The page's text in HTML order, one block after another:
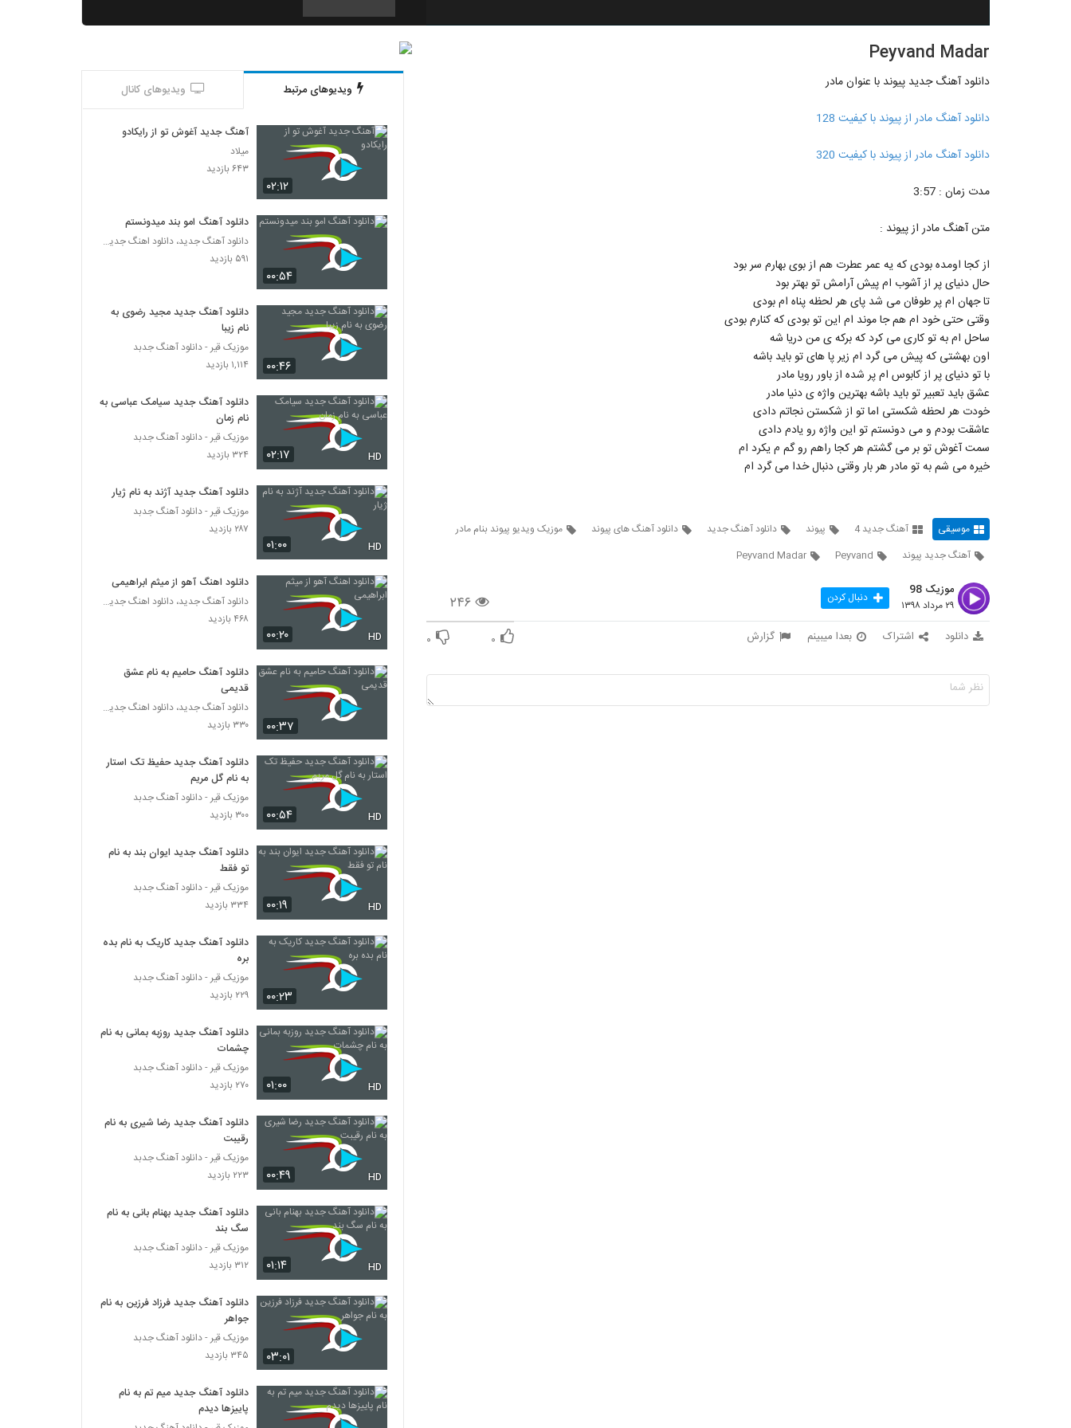
5777
Naser Mehryari Gohare Shab Cheragh
Ghaffari Unhomely)
۲۱۴ بازدید
مرتضی احمدی (I) آهنگ نفس
۲۵۶ بازدید
دانلود آهنگ میلاد سعادت من که دوست دارم
۲۷۲ بازدید
دانلود آهنگ دلبرونه از دانیال الهیان
۲۴۶ بازدید
دانلود آهنگ شهر آشوب از رضا صادقی به همراه
۳۴۳ بازدید
دانلود آهنگ امیر حسام رفیق نیمه راه
۳۰۸ بازدید
موزیک زیبای دلبر ناب از ناصر زینعلی
دانلود آهنگ مجید ماندگاری حرفی نزن
۲۴۹ بازدید
یوسف الهی آهنگ چشماتو
۲۵۲ بازدید
۲۳۰ بازدید
دانلود آهنگ محسن رفیعیان قایق چوبی
۲۴۵ بازدید
موزیک زیبای عاشقونه از راشن بند
۲۷۴ بازدید
آهنگ مثل هیشکی از روح الله اوراسی(پاپ)
۲۷۱ بازدید
آهنگ حامد غیبی بنام خاطرات
۲۶۱ بازدید
خشایار تاج آهنگ آروم آروم
۲۲۱ بازدید
دانلود آهنگ لعنتی (به همراه هستی) از هومان
۲۸۷ بازدید
دانلود آهنگ آرین بشارتی دلشوره
۱۹۴ بازدید
دانلود آهنگ جدید و زیبای شهروز پدرامی نیا با
نام اسیرو تنها
۲۱۳ بازدید
دانلود آهنگ جدید و زیبای سهیل جامی با نام در
میره
۲۲۵ بازدید
موزیک زیبای ایده آل از علیرضا جوکار
۲۲۹ بازدید
Peyvand Madar
دانلود آهنگ جدید پیوند با عنوان مادر
دانلود آهنگ مادر از پیوند با کیفیت 128
دانلود آهنگ مادر از پیوند با کیفیت 320
مدت زمان : 3:57
متن آهنگ مادر از پیوند :
از کجا اومده بودی که یه عمر عطرت هم از بوی بهارم سر بود
حال دنیای پر از آشوب ام پیش آرامش تو بهتر بود
تا جهان ام پر طوفان می شد پای هر لحظه پناه ام بودی
وقتی حتی خود ام هم جا موند ام این تو بودی که کنارم بودی
ساحل ام به تو کاری می کرد که برکه ی من دریا شه
اون بهشتی که پیش می گرد ام زیر پا های تو باید باشه
با تو دنیای پر از کابوس ام پر شده از باور رویا مادر
عشق باید تعبیر تو باید باشه بهترین واژه ی دنیا مادر
خودت هر لحظه شکستی اما تو از شکستن نجاتم دادی
عاشقت بودم و می دونستم تو این واژه رو یادم دادی
سمت آغوش تو بر می گشتم هر کجا راهم رو گم م یکرد ام
خیره می شم به تو مادر هر بار وقتی دنبال خدا می گرد ام
موسیقی آهنگ جدید 4 پیوند دانلود آهنگ جدید دانلود آهنگ های پیوند
موزیک ویدیو پیوند بنام مادر
آهنگ جدید پیوند
Peyvand
Peyvand Madar
۲۴۶
موزیک 98
۲۹ مرداد ۱۳۹۸ دنبال کردن
دانلود اشتراک بعدا میبینم گزارش ۰ ۰
ویدیوهای مرتبط ویدیوهای کانال
۰۲:۱۲
آهنگ جدید آغوش تو از رایکادو
میلاد
۶۴۳ بازدید
۰۰:۵۴
دانلود آهنگ امو بند میدونستم
دانلود آهنگ جدید، دانلود اهنگ جدید ایرانی
۵۹۱ بازدید
۰۰:۴۶
دانلود آهنگ جدید مجید رضوی به
نام زیبا
موزیک قیر - دانلود آهنگ جدبد
۱,۱۱۴ بازدید
۰۲:۱۷ HD
دانلود آهنگ جدید سیامک عباسی به
نام زمان
موزیک قیر - دانلود آهنگ جدبد
۳۲۴ بازدید
۰۱:۰۰ HD
دانلود آهنگ جدید آژند به نام ژیار
موزیک قیر - دانلود آهنگ جدبد
۲۸۷ بازدید
۰۰:۲۰ HD
دانلود اهنگ آهو از میثم ابراهیمی
دانلود آهنگ جدید، دانلود اهنگ جدید ایرانی
۴۶۸ بازدید
۰۰:۳۷
دانلود آهنگ حامیم به نام عشق
قدیمی
دانلود آهنگ جدید، دانلود اهنگ جدید ایرانی
۳۳۰ بازدید
۰۰:۵۴ HD
دانلود آهنگ جدید حفیظ تک استار
به نام گل مریم
موزیک قیر - دانلود آهنگ جدبد
۳۰۰ بازدید
۰۰:۱۹ HD
دانلود آهنگ جدید ایوان بند به نام
تو فقط
موزیک قیر - دانلود آهنگ جدبد
۳۳۴ بازدید
۰۰:۲۳
دانلود آهنگ جدید کاریک به نام بده
بره
موزیک قیر - دانلود آهنگ جدبد
۲۲۹ بازدید
۰۱:۰۰ HD
دانلود آهنگ جدید روزبه بمانی به نام
چشمات
موزیک قیر - دانلود آهنگ جدبد
۲۷۰ بازدید
۰۰:۴۹ HD
دانلود آهنگ جدید رضا شیری به نام
رقیبت
موزیک قیر - دانلود آهنگ جدبد
۲۲۳ بازدید
۰۱:۱۴ HD
دانلود آهنگ جدید بهنام بانی به نام
سگ بند
موزیک قیر - دانلود آهنگ جدبد
۳۱۲ بازدید
۰۳:۰۱
دانلود آهنگ جدید فرزاد فرزین به نام
جواهر
موزیک قیر - دانلود آهنگ جدبد
۳۴۵ بازدید
دانلود آهنگ جدید میم تم به نام
پاییزها دیدم